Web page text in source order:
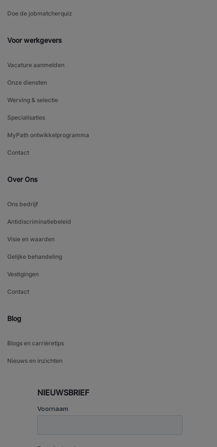
Doe de jobmatcherquiz
Voor werkgevers
Vacature aanmelden
Onze diensten
Werving & selectie
Specialisaties
MyPath ontwikkelprogramma
Contact
Over Ons
Ons bedrijf
Antidiscriminatiebeleid
Visie en waarden
Gelijke behandeling
Vestigingen
Contact
Blog
Blogs en carrièretips
Nieuws en inzichten
NIEUWSBRIEF